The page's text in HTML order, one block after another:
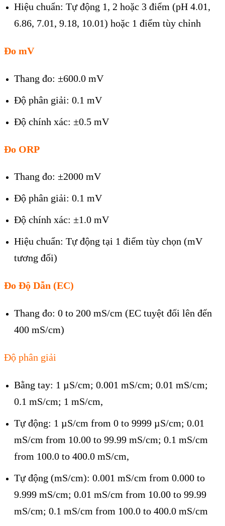
Hiệu chuẩn: Tự động 1, 2 hoặc 3 điểm (pH 4.01,
6.86, 7.01, 9.18, 10.01) hoặc 1 điểm tùy chỉnh
Đo mV
Thang đo: ±600.0 mV
Độ phân giải: 0.1 mV
Độ chính xác: ±0.5 mV
Đo ORP
Thang đo: ±2000 mV
Độ phân giải: 0.1 mV
Độ chính xác: ±1.0 mV
Hiệu chuẩn: Tự động tại 1 điểm tùy chọn (mV
tương đối)
Đo Độ Dẫn (EC)
Thang đo: 0 to 200 mS/cm (EC tuyệt đối lên đến
400 mS/cm)
Độ phân giải
Bằng tay: 1 µS/cm; 0.001 mS/cm; 0.01 mS/cm;
0.1 mS/cm; 1 mS/cm,
Tự động: 1 µS/cm from 0 to 9999 µS/cm; 0.01
mS/cm from 10.00 to 99.99 mS/cm; 0.1 mS/cm
from 100.0 to 400.0 mS/cm,
Tự động (mS/cm): 0.001 mS/cm from 0.000 to
9.999 mS/cm; 0.01 mS/cm from 10.00 to 99.99
mS/cm; 0.1 mS/cm from 100.0 to 400.0 mS/cm